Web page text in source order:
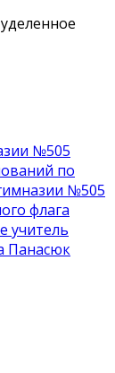
№505
по
№505
флага
учитель
Панасюк